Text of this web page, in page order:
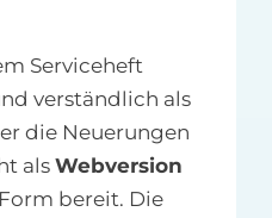
Serviceheft
verständlich als
die Neuerungen
alsWebversion
bereit. Die